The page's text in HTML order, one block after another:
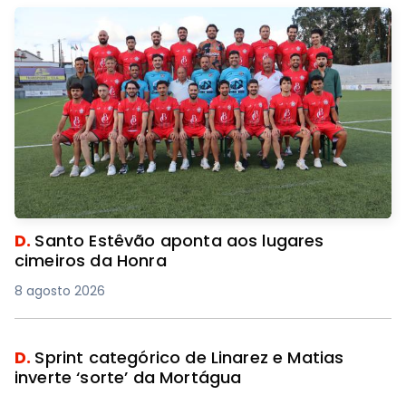
D. Santo Estêvão aponta aos lugares
cimeiros da Honra
8 agosto 2026
D. Sprint categórico de Linarez e Matias
inverte ‘sorte’ da Mortágua